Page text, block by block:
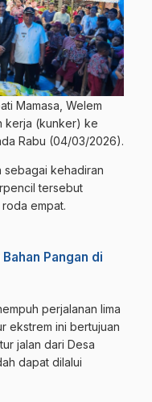
Mamasa, Welem
kerja (kunker) ke
Rabu (04/03/2026).
sebagai kehadiran
tersebut
empat.
Pangan di
perjalanan lima
ekstrem ini bertujuan
jalan dari Desa
dapat dilalui